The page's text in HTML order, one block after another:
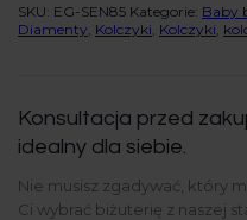
SKU: EG-SEN85 Kategorie: Baby
Diamenty Kolczyki Kolczyki
Konsultacja przed
idealny dla siebie.
Nie musisz zgadywać, który
Ci wybrać biżuterię z naszej